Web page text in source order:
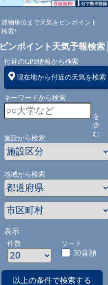
南 南 南
3 3 3 3
建物単位まで天気をピンポイント
検索!
ピンポイント天気予報検索
付近のGPS情報から検索
現在地から付近の天気を検索
キーワードから検索
を
含
む
施設から検索
地域から検索
表示
件数 ソート
50音順
以上の条件で検索する